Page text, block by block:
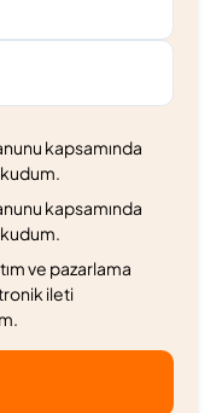
kapsamında
kapsamında
ve pazarlama
ileti